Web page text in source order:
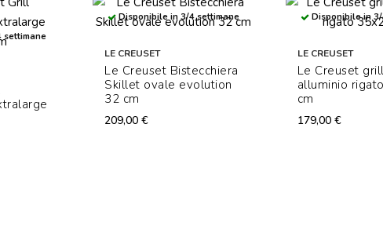
settimane
Disponibile in 3/4 settimane
LE CREUSET
Le Creuset Bistecchiera
Skillet ovale evolution
32 cm
209,00 €
Disponibile in
LE CREUSET
Le Creuset grill
alluminio
cm
179,00 €